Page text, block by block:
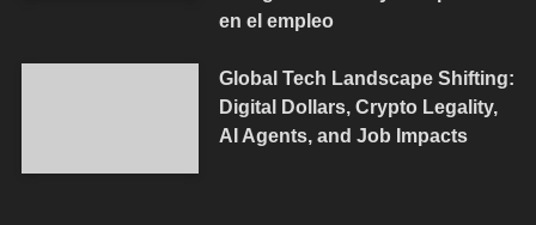
en el empleo
Global Tech Landscape Shifting:
Digital Dollars, Crypto Legality,
AI Agents, and Job Impacts